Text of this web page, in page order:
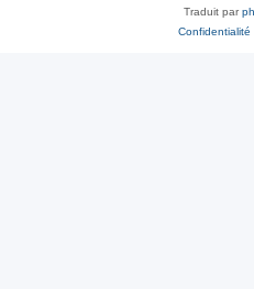
Traduit par
Confidentialité